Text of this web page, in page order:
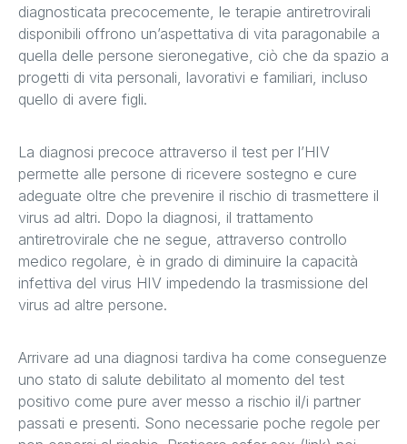
diagnosticata precocemente, le terapie antiretrovirali
disponibili offrono un’aspettativa di vita paragonabile a
quella delle persone sieronegative, ciò che da spazio a
progetti di vita personali, lavorativi e familiari, incluso
quello di avere figli.
La diagnosi precoce attraverso il test per l’HIV
permette alle persone di ricevere sostegno e cure
adeguate oltre che prevenire il rischio di trasmettere il
virus ad altri. Dopo la diagnosi, il trattamento
antiretrovirale che ne segue, attraverso controllo
medico regolare, è in grado di diminuire la capacità
infettiva del virus HIV impedendo la trasmissione del
virus ad altre persone.
Arrivare ad una diagnosi tardiva ha come conseguenze
uno stato di salute debilitato al momento del test
positivo come pure aver messo a rischio il/i partner
passati e presenti. Sono necessarie poche regole per